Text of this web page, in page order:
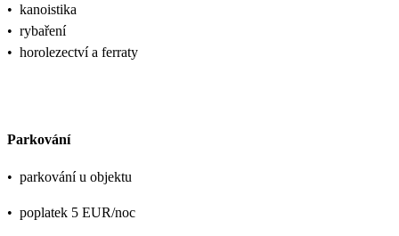
• kanoistika
• rybaření
• horolezectví a ferraty
Parkování
• parkování u objektu
• poplatek 5 EUR/noc